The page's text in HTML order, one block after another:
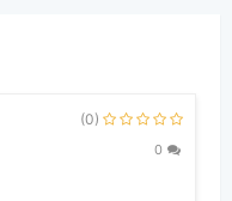
(0)
0